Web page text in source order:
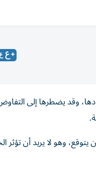
وقد يضطرها إلى
وهو لا يريد أن تؤثر